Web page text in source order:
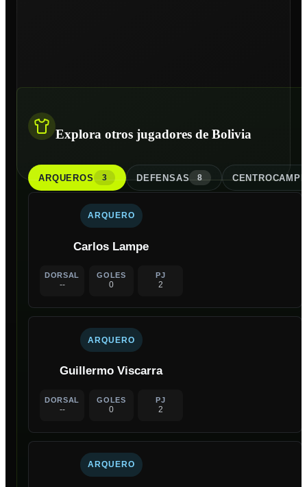
Explora otros jugadores de Bolivia
ARQUEROS 3 DEFENSAS 8
ARQUERO
Carlos Lampe
DORSAL
--
GOLES
0
PJ
2
ARQUERO
Guillermo Viscarra
DORSAL
--
GOLES
0
PJ
2
ARQUERO